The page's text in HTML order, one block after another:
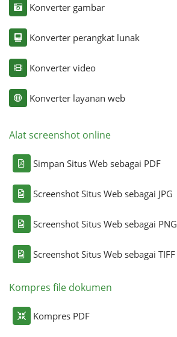
Konverter gambar
Konverter perangkat lunak
Konverter video
Konverter layanan web
Alat screenshot online
Simpan Situs Web sebagai PDF
Screenshot Situs Web sebagai JPG
Screenshot Situs Web sebagai PNG
Screenshot Situs Web sebagai TIFF
Kompres file dokumen
Kompres PDF